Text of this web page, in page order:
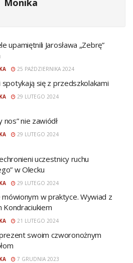
Monika
upamiętnili Jarosława „Zebrę”
25 PAŹDZIERNIKA 2024
spotykają się z przedszkolakami
29 LUTEGO 2024
nos” nie zawiódł
29 LUTEGO 2024
uczestnicy ruchu
w Olecku
29 LUTEGO 2024
mówionym w praktyce. Wywiad z
Kondraciukiem
21 LUTEGO 2024
swoim czworonożnym
7 GRUDNIA 2023